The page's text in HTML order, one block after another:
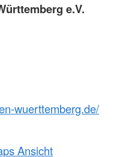
e.V.
wuerttemberg.de/
Ansicht